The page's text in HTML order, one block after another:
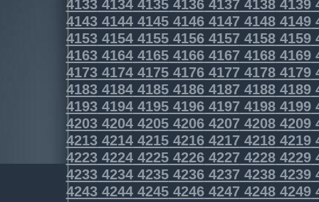
4133413441354136413741384139
4143414441454146414741484149
4153415441554156415741584159
4163416441654166416741684169
4173417441754176417741784179
4183418441854186418741884189
4193419441954196419741984199
4203420442054206420742084209
4213421442154216421742184219
4223422442254226422742284229
4233423442354236423742384239
4243424442454246424742484249